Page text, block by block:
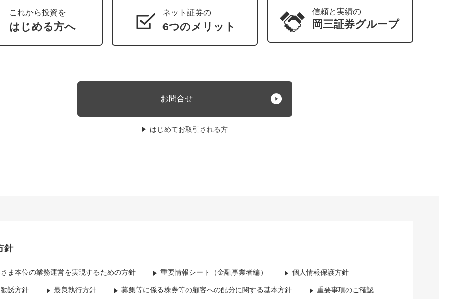
これから投資を
はじめる方へ
ネット証券の
6つのメリット
信頼と実績の
岡三証券グループ
お問合せ
はじめてお取引される方
針
ま本位の業務運営を実現するための方針 重要情報シート（金融事業者編） 個人情報保護方針
誘方針 最良執行方針 募集等に係る株券等の顧客への配分に関する基本方針 重要事項のご確認